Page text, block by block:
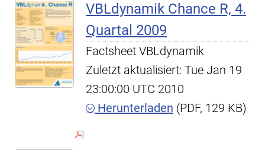
VBLdynamik Chance R, 4.
Quartal 2009
Factsheet VBLdynamik
Zuletzt aktualisiert: Tue Jan 19
23:00:00 UTC 2010
Herunterladen (PDF, 129 KB)